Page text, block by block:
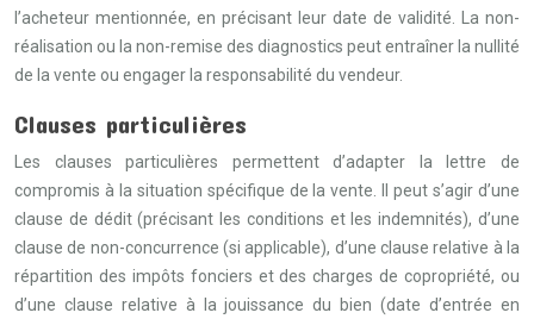
l’acheteur mentionnée, en précisant leur date de validité. La non-
réalisation ou la non-remise des diagnostics peut entraîner la nullité
de la vente ou engager la responsabilité du vendeur.
Clauses particulières
Les clauses particulières permettent d’adapter la lettre de
compromis à la situation spécifique de la vente. Il peut s’agir d’une
clause de dédit (précisant les conditions et les indemnités), d’une
clause de non-concurrence (si applicable), d’une clause relative à la
répartition des impôts fonciers et des charges de copropriété, ou
d’une clause relative à la jouissance du bien (date d’entrée en